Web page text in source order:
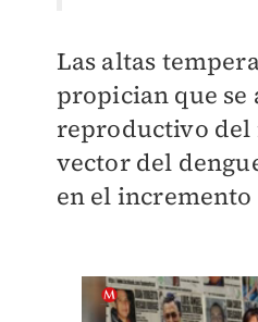
Las altas
propician que se
reproductivo del
vector del
en el incremento